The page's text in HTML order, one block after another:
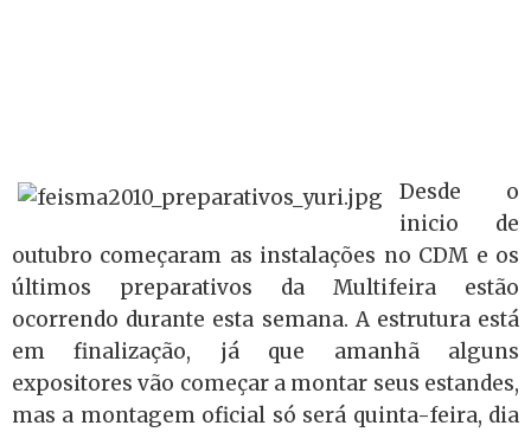
Desde o
inicio de
outubro começaram as instalações no CDM e os
últimos preparativos da Multifeira estão
ocorrendo durante esta semana. A estrutura está
em finalização, já que amanhã alguns
expositores vão começar a montar seus estandes,
mas a montagem oficial só será quinta-feira, dia